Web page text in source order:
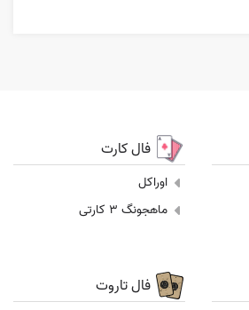
فال کارت
اوراکل
ماهجونگ 3 کارتی
فال تاروت